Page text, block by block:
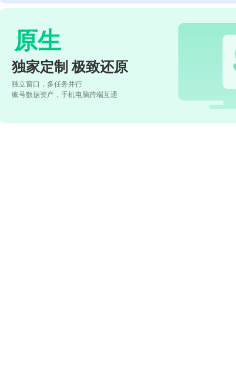
原生
独家定制 极致还原
独立窗口，多任务并行
账号数据资产，手机电脑跨端互通